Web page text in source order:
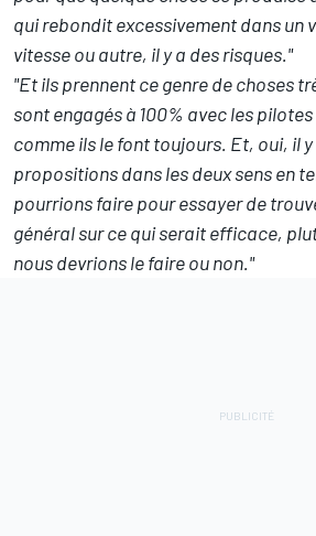
qui rebondit excessivement dans un
vitesse ou autre, il y a des risques."
"Et ils prennent ce genre de choses
sont engagés à 100% avec les
comme ils le font toujours. Et, oui, il y
propositions dans les deux sens en
pourrions faire pour essayer de
général sur ce qui serait efficace,
nous devrions le faire ou non."